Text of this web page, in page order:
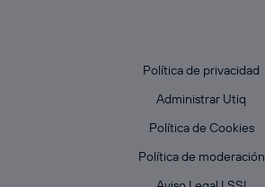
Política de privacidad
Administrar Utiq
Política de Cookies
Política de moderación